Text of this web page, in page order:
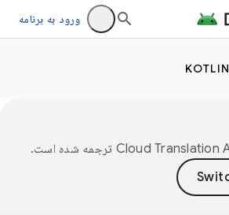
ورود به برنامه
KOTLIN
ترجمه شده است.